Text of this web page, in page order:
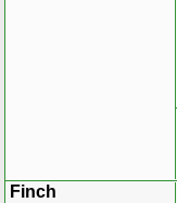
Finch